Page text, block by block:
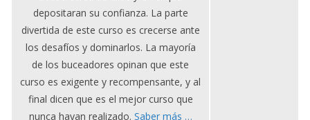
depositaran su confianza. La parte
divertida de este curso es crecerse ante
los desafíos y dominarlos. La mayoría
de los buceadores opinan que este
curso es exigente y recompensante, y al
final dicen que es el mejor curso que
nunca hayan realizado. Saber más …